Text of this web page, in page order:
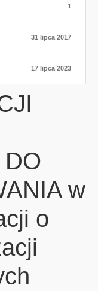
1
31 lipca 2017
17 lipca 2023
w
o